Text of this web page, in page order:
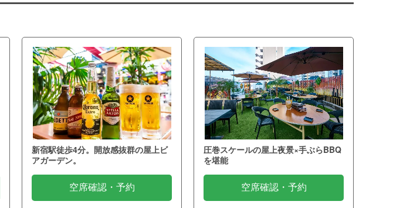
新宿駅徒歩4分。開放感抜群の屋上ビ
アガーデン。
空席確認・予約
圧巻スケールの屋上夜景×手ぶらBBQ
を堪能
空席確認・予約